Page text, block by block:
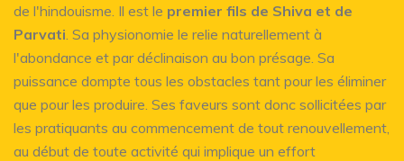
de l'hindouisme. Il est le premier fils de Shiva et de
Parvati . Sa physionomie le relie naturellement à
l'abondance et par déclinaison au bon présage. Sa
puissance dompte tous les obstacles tant pour les éliminer
que pour les produire. Ses faveurs sont donc sollicitées par
les pratiquants au commencement de tout renouvellement,
au début de toute activité qui implique un effort